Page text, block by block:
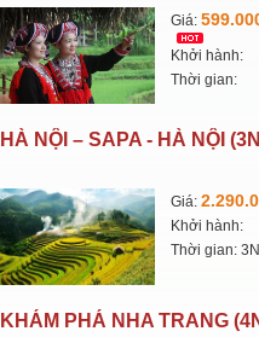
Giá:
Khởi hành:
Thời gian:
HÀ NỘI – SAPA - HÀ NỘI
Giá:
Khởi hành:
Thời gian:
KHÁM PHÁ NHA TRANG